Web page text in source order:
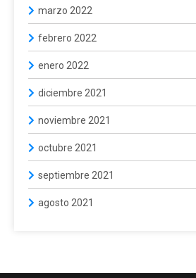
marzo 2022
febrero 2022
enero 2022
diciembre 2021
noviembre 2021
octubre 2021
septiembre 2021
agosto 2021